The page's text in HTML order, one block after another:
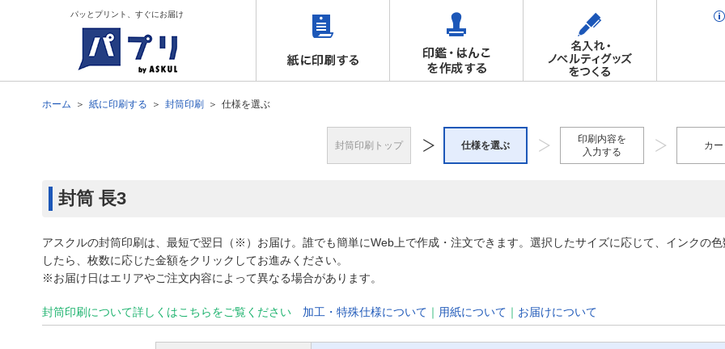
パッとプリント、すぐにお届け
ホーム 紙に印刷する 封筒印刷 仕様を選ぶ
封筒印刷トップ 仕様を選ぶ
印刷内容を
入力する
カ
封筒 長3
アスクルの封筒印刷は、最短で翌日（※）お届け。誰でも簡単にWeb上で作成・注文できます。選択したサイズに応じて、インクの
したら、枚数に応じた金額をクリックしてお進みください。
※お届け日はエリアやご注文内容によって異なる場合があります。
封筒印刷について詳しくはこちらをご覧ください 加工・特殊仕様について ｜ 用紙について ｜ お届けについて